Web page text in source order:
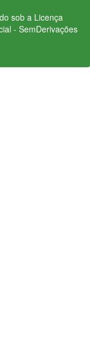
sob a Licença
- SemDerivações